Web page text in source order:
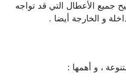
جميع الأعطال التي قد تواجه
و الخارجة أيضا .
، و أهمها :